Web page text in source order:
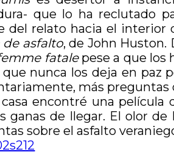
que lo ha reclutado
del relato hacia el
de asfalto, de John Huston.
fatalepese a que los
nunca los deja en paz
más preguntas
encontré una
ganas de llegar. El olor
sobre el asfalto